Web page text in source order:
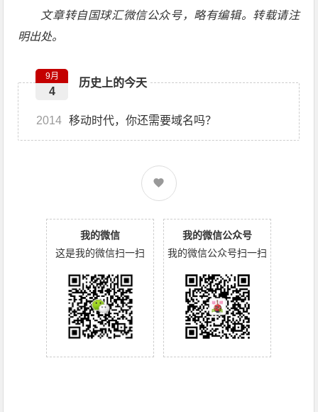
文章转自国球汇微信公众号，略有编辑。转载请注
明出处。
历史上的今天
9月
4
2014 移动时代，你还需要域名吗？
我的微信
这是我的微信扫一扫
我的微信公众号
我的微信公众号扫一扫